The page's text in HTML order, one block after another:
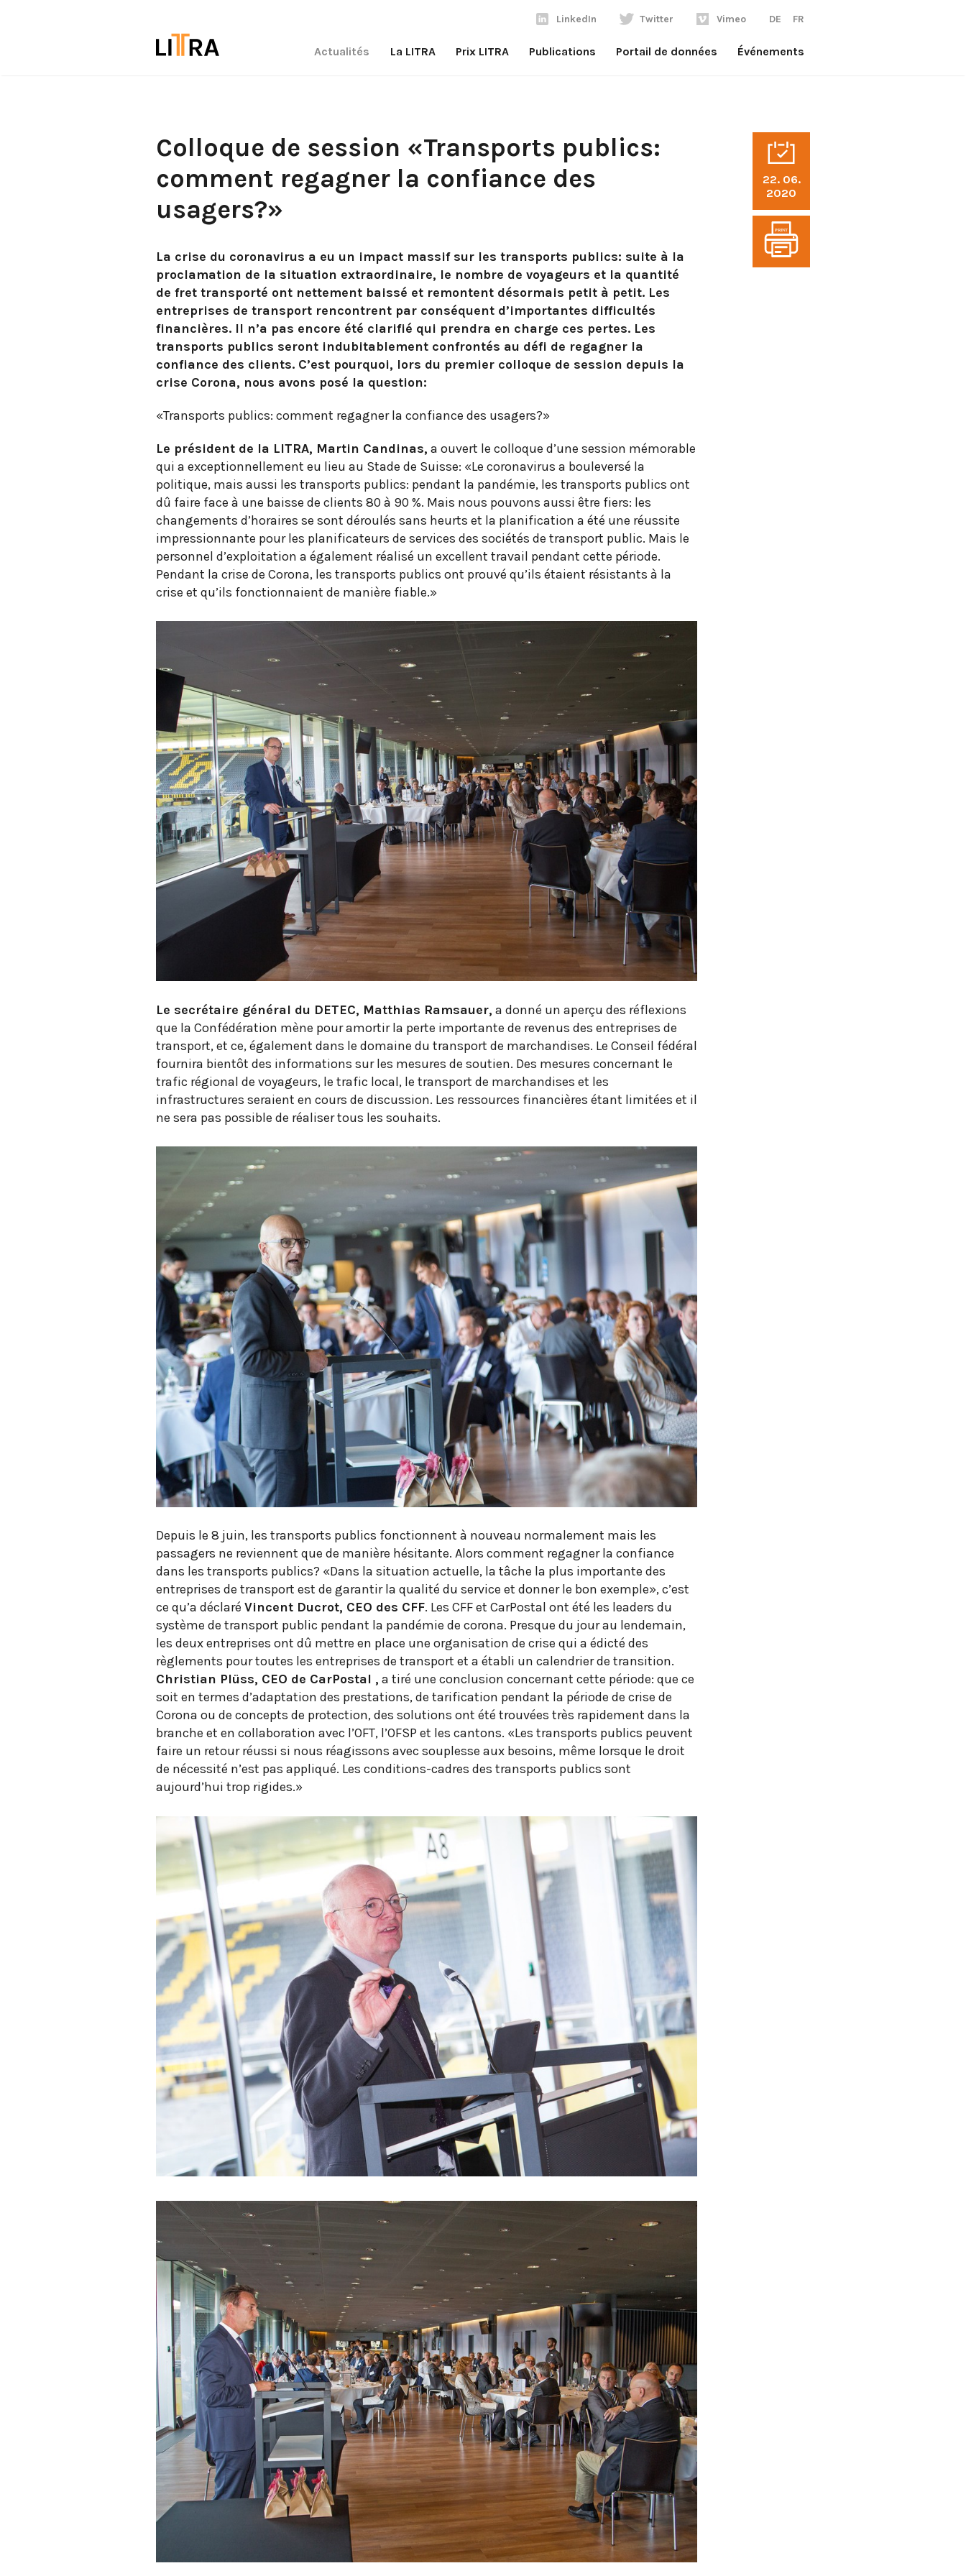
LinkedIn Twitter Vimeo DE FR
Actualités La LITRA Prix LITRA Publications Portail de données Événements
22. 06.
2020
PRINT
Colloque de session «Transports publics:
comment regagner la confiance des
usagers?»
La crise du coronavirus a eu un impact massif sur les transports publics: suite à la
proclamation de la situation extraordinaire, le nombre de voyageurs et la quantité
de fret transporté ont nettement baissé et remontent désormais petit à petit. Les
entreprises de transport rencontrent par conséquent d’importantes difficultés
financières. Il n’a pas encore été clarifié qui prendra en charge ces pertes. Les
transports publics seront indubitablement confrontés au défi de regagner la
confiance des clients. C’est pourquoi, lors du premier colloque de session depuis la
crise Corona, nous avons posé la question:
«Transports publics: comment regagner la confiance des usagers?»
Le président de la LITRA, Martin Candinas, a ouvert le colloque d’une session mémorable
qui a exceptionnellement eu lieu au Stade de Suisse: «Le coronavirus a bouleversé la
politique, mais aussi les transports publics: pendant la pandémie, les transports publics ont
dû faire face à une baisse de clients 80 à 90 %. Mais nous pouvons aussi être fiers: les
changements d’horaires se sont déroulés sans heurts et la planification a été une réussite
impressionnante pour les planificateurs de services des sociétés de transport public. Mais le
personnel d’exploitation a également réalisé un excellent travail pendant cette période.
Pendant la crise de Corona, les transports publics ont prouvé qu’ils étaient résistants à la
crise et qu’ils fonctionnaient de manière fiable.»
Le secrétaire général du DETEC, Matthias Ramsauer, a donné un aperçu des réflexions
que la Confédération mène pour amortir la perte importante de revenus des entreprises de
transport, et ce, également dans le domaine du transport de marchandises. Le Conseil fédéral
fournira bientôt des informations sur les mesures de soutien. Des mesures concernant le
trafic régional de voyageurs, le trafic local, le transport de marchandises et les
infrastructures seraient en cours de discussion. Les ressources financières étant limitées et il
ne sera pas possible de réaliser tous les souhaits.
Depuis le 8 juin, les transports publics fonctionnent à nouveau normalement mais les
passagers ne reviennent que de manière hésitante. Alors comment regagner la confiance
dans les transports publics? «Dans la situation actuelle, la tâche la plus importante des
entreprises de transport est de garantir la qualité du service et donner le bon exemple», c’est
ce qu’a déclaré Vincent Ducrot, CEO des CFF. Les CFF et CarPostal ont été les leaders du
système de transport public pendant la pandémie de corona. Presque du jour au lendemain,
les deux entreprises ont dû mettre en place une organisation de crise qui a édicté des
règlements pour toutes les entreprises de transport et a établi un calendrier de transition.
Christian Plüss, CEO de CarPostal , a tiré une conclusion concernant cette période: que ce
soit en termes d’adaptation des prestations, de tarification pendant la période de crise de
Corona ou de concepts de protection, des solutions ont été trouvées très rapidement dans la
branche et en collaboration avec l’OFT, l’OFSP et les cantons. «Les transports publics peuvent
faire un retour réussi si nous réagissons avec souplesse aux besoins, même lorsque le droit
de nécessité n’est pas appliqué. Les conditions-cadres des transports publics sont
aujourd’hui trop rigides.»